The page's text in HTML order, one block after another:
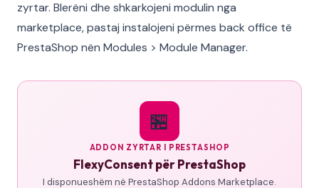
zyrtar. Blerëni dhe shkarkojeni modulin nga
marketplace, pastaj instalojeni përmes back office të
PrestaShop nën Modules > Module Manager.
🏪
ADDON ZYRTAR I PRESTASHOP
FlexyConsent për PrestaShop
I disponueshëm në PrestaShop Addons Marketplace.